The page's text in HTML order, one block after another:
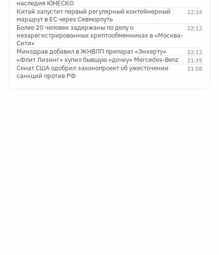
наследия ЮНЕСКО
22:34
Китай запустит первый регулярный контейнерный
маршрут в ЕС через Севморпуть
22:12
Более 20 человек задержаны по делу о
незарегистрированных криптообменниках в «Москва-
Сити»
22:12
Минздрав добавил в ЖНВЛП препарат «Энхерту»
21:39
«Флит Лизинг» купил бывшую «дочку» Mercedes-Benz
21:08
Сенат США одобрил законопроект об ужесточении
санкций против РФ